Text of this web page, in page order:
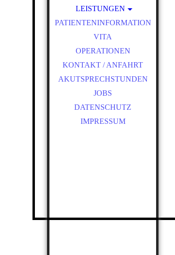
LEISTUNGEN
VORSORGE
KINDERBEHANDLUNG/SE
LEISTUNGEN
PATIENTENINFORMATION
VITA
OPERATIONEN
KONTAKT / ANFAHRT
AKUTSPRECHSTUNDEN
JOBS
DATENSCHUTZ
IMPRESSUM